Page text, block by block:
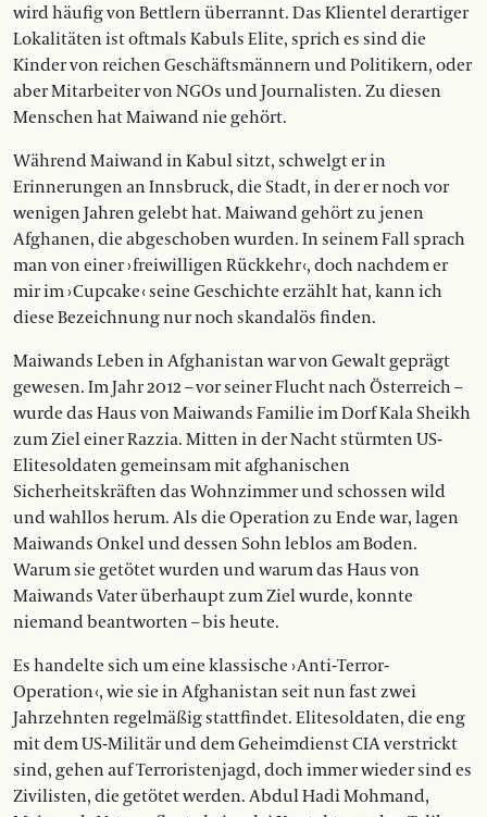
wird häufig von Bettlern überrannt. Das Klientel derartiger
Lokali­täten ist oftmals Kabuls Elite, sprich es sind die
Kinder von reichen Geschäftsmännern und Politikern, oder
aber Mitarbeiter von NGOs und Journalisten. Zu diesen
Menschen hat Maiwand nie gehört.
Während Maiwand in Kabul sitzt, schwelgt er in
Erinnerungen an Innsbruck, die Stadt, in der er noch vor
wenigen Jahren gelebt hat. Maiwand gehört zu jenen
Afghanen, die abgeschoben wurden. In seinem Fall sprach
man von einer › freiwilligen Rückkehr ‹, doch nachdem er
mir im › Cupcake ‹ seine Geschichte erzählt hat, kann ich
diese Bezeichnung nur noch skandalös finden.
Maiwands Leben in Afghanistan war von Gewalt geprägt
gewesen. Im Jahr 2012 – vor seiner Flucht nach Österreich –
wurde das Haus von Maiwands Familie im Dorf Kala Sheikh
zum Ziel einer Razzia. Mitten in der Nacht stürmten US-
Elitesoldaten gemeinsam mit afghanischen
Sicherheitskräften das Wohnzimmer und schossen wild
und wahllos herum. Als die Operation zu Ende war, lagen
Maiwands Onkel und dessen Sohn leblos am Boden.
Warum sie getötet wurden und warum das Haus von
Maiwands Vater überhaupt zum Ziel wurde, konnte
niemand beantworten – bis heute.
Es handelte sich um eine klassische › Anti-Terror-
Operation ‹, wie sie in Af­gha­nistan seit nun fast zwei
Jahrzehnten regelmäßig stattfindet. Elitesoldaten, die eng
mit dem US-Militär und dem Geheimdienst CIA verstrickt
sind, gehen auf Terroristenjagd, doch immer wieder sind es
Zivilisten, die getötet werden. Abdul Hadi Mohmand,